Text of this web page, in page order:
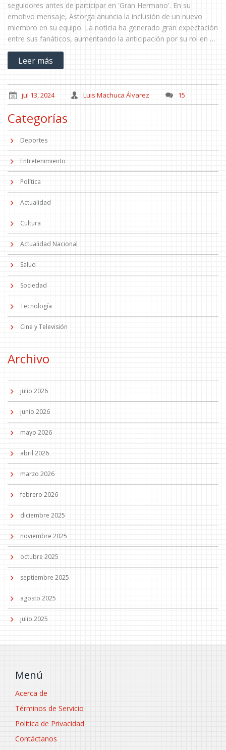
seguidores antes de participar en 'Gran Hermano'. En su
emotivo mensaje, Astorga anuncia la inclusión de un nuevo
miembro en su equipo. La noticia ha generado gran expectación
entre sus fanáticos, aumentando la anticipación por su rol en el
popular reality show.
Leer más
jul 13, 2024 Luis Machuca Álvarez 15
Categorías
Deportes
Entretenimiento
Política
Actualidad
Cultura
Actualidad Nacional
Salud
Sociedad
Tecnología
Cine y Televisión
Archivo
julio 2026
junio 2026
mayo 2026
abril 2026
marzo 2026
febrero 2026
diciembre 2025
noviembre 2025
octubre 2025
septiembre 2025
agosto 2025
julio 2025
Menú
Acerca de
Términos de Servicio
Política de Privacidad
Contáctanos